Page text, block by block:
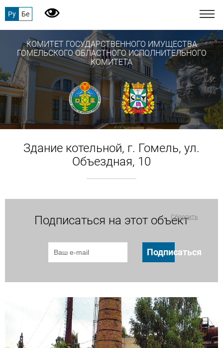
Ру Бе
КОМИТЕТ ГОСУДАРСТВЕННОГО ИМУЩЕСТВА
ГОМЕЛЬСКОГО ОБЛАСТНОГО ИСПОЛНИТЕЛЬНОГО
КОМИТЕТА
Здание котельной, г. Гомель, ул.
Объездная, 10
Сбросить
Подписаться на этот объект
Подписаться